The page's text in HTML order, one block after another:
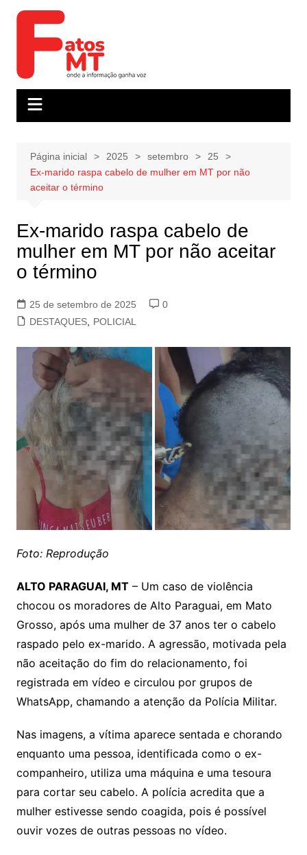
Página inicial 2025 setembro
25
Ex-marido raspa cabelo de mulher em MT por não
aceitar o término
Ex-marido raspa cabelo de
mulher em MT por não aceitar
o término
25 de setembro de 2025
0
DESTAQUES, POLICIAL
Foto: Reprodução
ALTO PARAGUAI, MT– Um caso de violência
chocou os moradores de Alto Paraguai, em Mato
Grosso, após uma mulher de 37 anos ter o cabelo
raspado pelo ex-marido. A agressão, motivada pela
não aceitação do fim do relacionamento, foi
registrada em vídeo e circulou por grupos de
WhatsApp, chamando a atenção da Polícia Militar.
Nas imagens, a vítima aparece sentada e chorando
enquanto uma pessoa, identificada como o ex-
companheiro, utiliza uma máquina e uma tesoura
para cortar seu cabelo. A polícia acredita que a
mulher estivesse sendo coagida, pois é possível
ouvir vozes de outras pessoas no vídeo.